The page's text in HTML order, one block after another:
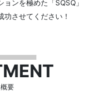
ンを極めた「SQSQ」
させてください！
要